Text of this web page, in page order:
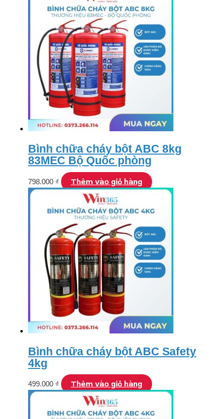
Bình chữa cháy bột ABC 8kg
83MEC Bộ Quốc phòng
798.000 ₫ Thêm vào giỏ hàng
Bình chữa cháy bột ABC Safety
4kg
499.000 ₫ Thêm vào giỏ hàng